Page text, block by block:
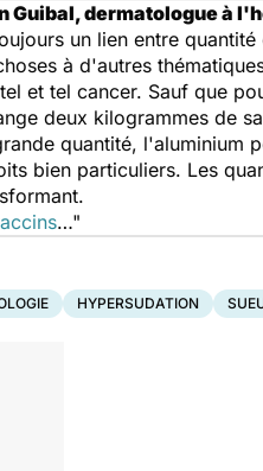
Guibal, dermatologue à
un lien entre
à d'autres
et tel cancer. Sauf que
deux kilogrammes de
quantité,
bien particuliers. Les
…"
HYPERSUDATION